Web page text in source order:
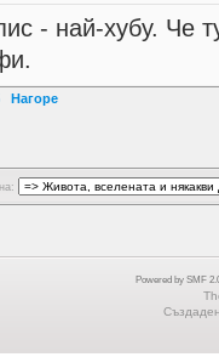
- най-хубу. Че
Нагоре
Powered by SMF